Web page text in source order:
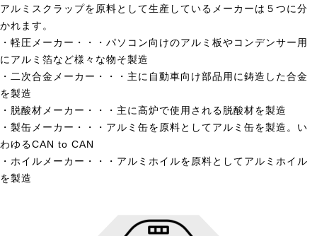
アルミスクラップを原料として生産しているメーカーは５つに分
かれます。
・軽圧メーカー・・・パソコン向けのアルミ板やコンデンサー用
にアルミ箔など様々な物そ製造
・二次合金メーカー・・・主に自動車向け部品用に鋳造した合金
を製造
・脱酸材メーカー・・・主に高炉で使用される脱酸材を製造
・製缶メーカー・・・アルミ缶を原料としてアルミ缶を製造。い
わゆるCAN to CAN
・ホイルメーカー・・・アルミホイルを原料としてアルミホイル
を製造